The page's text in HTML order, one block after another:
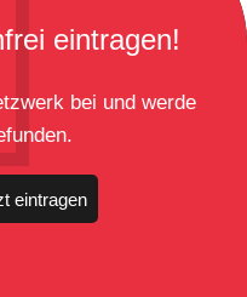
eintragen!
bei und werde
eintragen